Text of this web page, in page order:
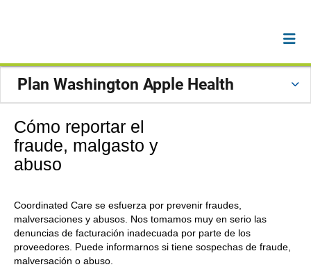
Plan Washington Apple Health
Cómo reportar el
fraude, malgasto y
abuso
Coordinated Care se esfuerza por prevenir fraudes,
malversaciones y abusos. Nos tomamos muy en serio las
denuncias de facturación inadecuada por parte de los
proveedores. Puede informarnos si tiene sospechas de fraude,
malversación o abuso.